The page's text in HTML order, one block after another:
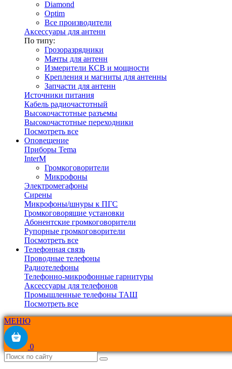
Diamond
Optim
Все производители
Аксессуары для антенн
По типу:
Грозоразрядники
Мачты для антенн
Измерители КСВ и мощности
Крепления и магниты для антенны
Запчасти для антенн
Источники питания
Кабель радиочастотный
Высокочастотные разъемы
Высокочастотные переходники
Посмотреть все
Оповещение
Приборы Tema
InterM
Громкоговорители
Микрофоны
Электромегафоны
Сирены
Микрофоны/шнуры к ПГС
Громкоговорящие установки
Абонентские громкоговорители
Рупорные громкоговорители
Посмотреть все
Телефонная связь
Проводные телефоны
Радиотелефоны
Телефонно-микрофонные гарнитуры
Аксессуары для телефонов
Промышленные телефоны ТАШ
Посмотреть все
МЕНЮ
0